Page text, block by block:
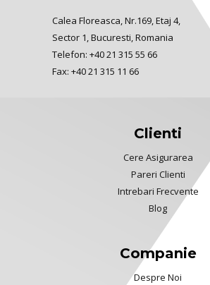
Calea Floreasca, Nr.169, Etaj 4,
Sector 1, Bucuresti, Romania
Telefon: +40 21 315 55 66
Fax: +40 21 315 11 66
Clienti
Cere Asigurarea
Pareri Clienti
Intrebari Frecvente
Blog
Companie
Despre Noi